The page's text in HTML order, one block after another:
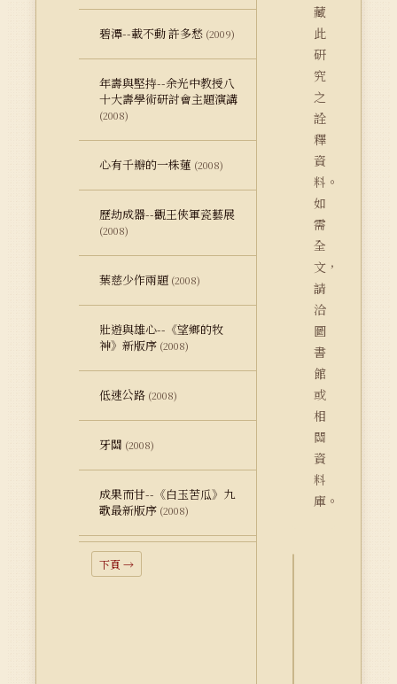
碧潭--載不動 許多愁 (2009)
年壽與堅持--余光中教授八
十大壽學術研討會主題演講
(2008)
心有千瓣的一株蓮 (2008)
歷劫成器--觀王俠軍瓷藝展
(2008)
葉慈少作兩題 (2008)
壯遊與雄心--《望鄉的牧
神》新版序 (2008)
低速公路 (2008)
牙關 (2008)
成果而甘--《白玉苦瓜》九
歌最新版序 (2008)
下頁 →
藏
此
研
究
之
詮
釋
資
料。
如
需
全
文，
請
洽
圖
書
館
或
相
關
資
料
庫。